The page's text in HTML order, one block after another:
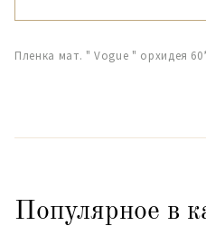
Пленка мат. " Vogue " орхидея
Популярное в